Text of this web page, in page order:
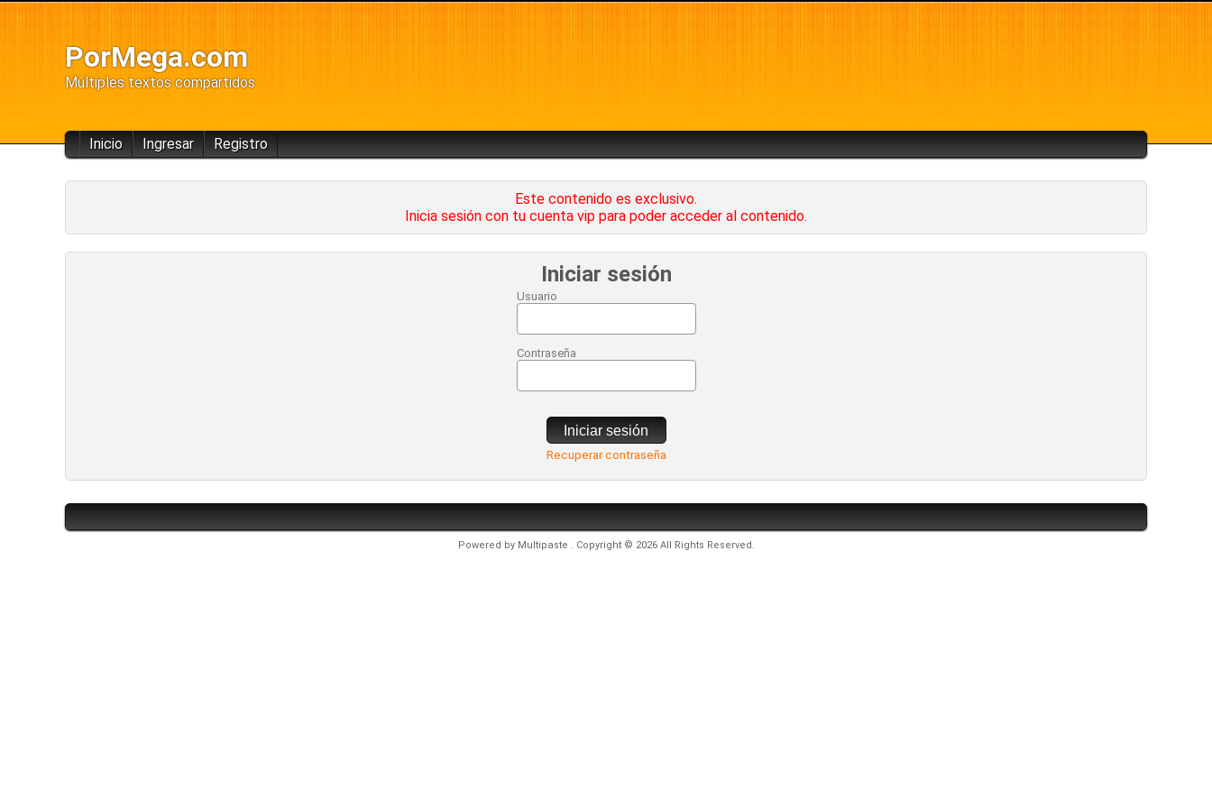
PorMega.com
Múltiples textos compartidos
Inicio Ingresar Registro
Este contenido es exclusivo.
Inicia sesión con tu cuenta vip para poder acceder al contenido.
Iniciar sesión
Usuario
Contraseña
Iniciar sesión
Recuperar contraseña
Powered by Multipaste . Copyright © 2026 All Rights Reserved.